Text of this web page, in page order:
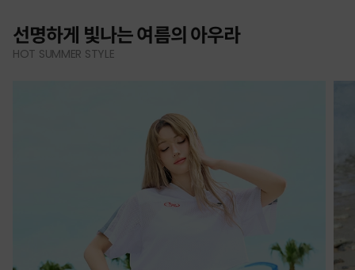
선명하게 빛나는 여름의 아우라
HOT SUMMER STYLE